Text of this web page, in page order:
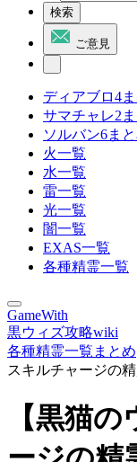
検索
ご意見
ディアブロ4
サマチャレ2
ソルバン6ま
火一覧
水一覧
雷一覧
光一覧
闇一覧
EXAS一覧
各種精霊一覧
GameWith
黒ウィズ攻略wiki
各種精霊一覧まとめ
スキルチャージの
【黒猫